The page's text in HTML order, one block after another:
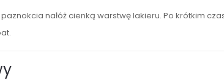
nałóż cienką warstwę lakieru. Po krótkim